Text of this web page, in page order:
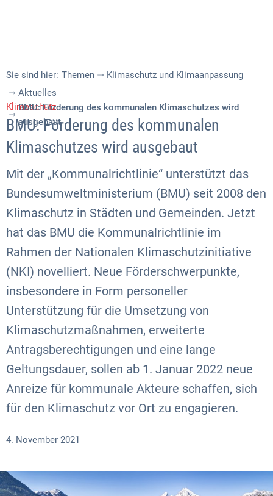
Sie sind hier: Themen
Klimaschutz und Klimaanpassung
Aktuelles
BMU: Förderung des kommunalen Klimaschutzes wird
ausgebaut
Klimaschutz
BMU: Förderung des kommunalen
Klimaschutzes wird ausgebaut
Mit der „Kommunalrichtlinie“ unterstützt das
Bundesumweltministerium (BMU) seit 2008 den
Klimaschutz in Städten und Gemeinden. Jetzt
hat das BMU die Kommunalrichtlinie im
Rahmen der Nationalen Klimaschutzinitiative
(NKI) novelliert. Neue Förderschwerpunkte,
insbesondere in Form personeller
Unterstützung für die Umsetzung von
Klimaschutzmaßnahmen, erweiterte
Antragsberechtigungen und eine lange
Geltungsdauer, sollen ab 1. Januar 2022 neue
Anreize für kommunale Akteure schaffen, sich
für den Klimaschutz vor Ort zu engagieren.
4. November 2021